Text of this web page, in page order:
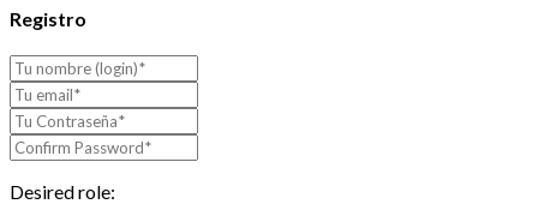
Registro
Desired role: